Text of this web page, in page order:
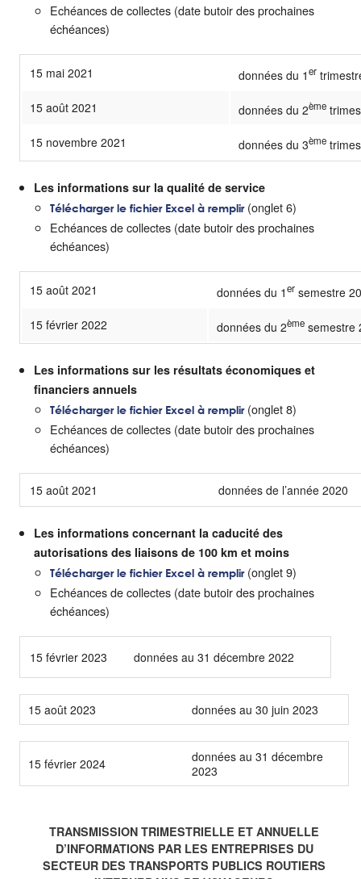
Echéances de collectes (date butoir des prochaines
échéances)
15 mai 2021 données du 1er
15 août 2021 données du 2ème
15 novembre 2021 données du 3ème
Les informations sur la qualité de service
Télécharger le fichier Excel à remplir(onglet 6)
Echéances de collectes (date butoir des prochaines
échéances)
15 août 2021 données du 1er semestre
15 février 2022 données du 2ème semestre
Les informations sur les résultats économiques et
financiers annuels
Télécharger le fichier Excel à remplir(onglet 8)
Echéances de collectes (date butoir des prochaines
échéances)
15 août 2021 données de l’année 2020
Les informations concernant la caducité des
autorisations des liaisons de 100 km et moins
Télécharger le fichier Excel à remplir(onglet 9)
Echéances de collectes (date butoir des prochaines
échéances)
15 février 2023 données au 31 décembre 2022
15 août 2023 données au 30 juin 2023
15 février 2024
données au 31 décembre
2023
TRANSMISSION TRIMESTRIELLE ET ANNUELLE
D’INFORMATIONS PAR LES ENTREPRISES DU
SECTEUR DES TRANSPORTS PUBLICS ROUTIERS